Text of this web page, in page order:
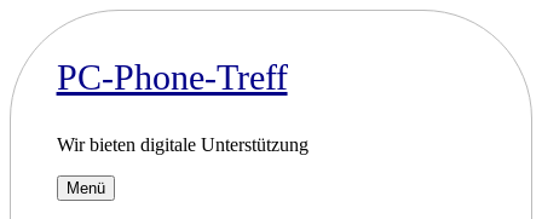
Inhalt
springenPC-Phone-Treff
Wir bieten digitale Unterstützung
Menü